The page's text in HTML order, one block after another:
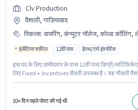
Clv Production
वैशाली, गाज़ियाबाद
स्किल्स: वायरिंग, कंप्यूटर नॉलेज, कोल्ड कॉलिंग, लैपटॉप/
इंसेंटिव्स शामिल 12वीं पास हेल्थ/टर्म इंश्योरेंस
इस पद के लिए उम्मीदवार के पास 12वीं पास डिग्री/
लिए Fixed + Incentives सैलरी उपलब्ध है। यह नौकरी
महत्वपूर्ण दस्तावेज़ आधार कार्ड आवश्यक हैं।
10+ दिन पहले पोस्ट की गई थी